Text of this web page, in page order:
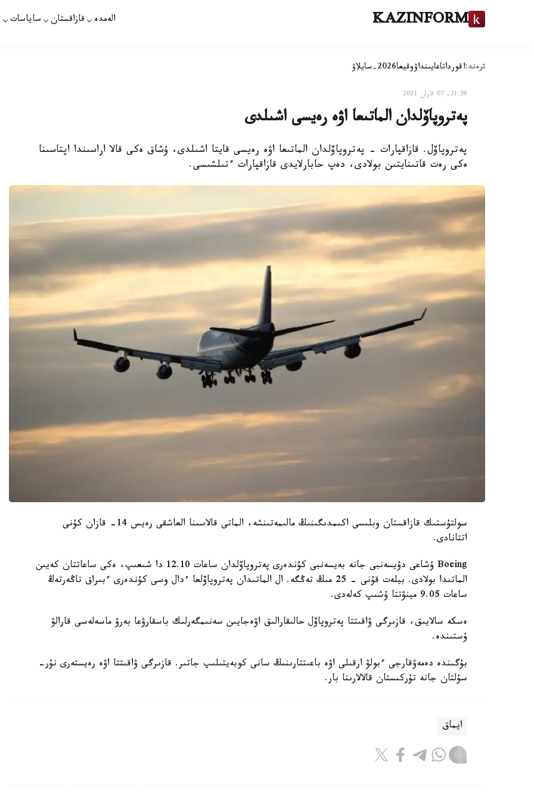
KAZINFORM الەمدە قازاقستان ساياسات
ترەند:اقورداتاعايىنداۋوقيعا2026-سايلاۋ
21:59, 07 قازان 2021
پەتروپاۆلدان الماتىعا اۋە رەيسى اشىلدى
پەتروپاۆل. قازاقپارات - پەتروپاۆلدان الماتىعا اۋە رەيسى قايتا اشىلدى، ۇشاق ەكى قالا اراسىندا اپتاسىنا
ەكى رەت قاتىنايتىن بولادى، دەپ حابارلايدى قازاقپارات ءتىلشىسى.
سولتۇستىك قازاقستان وبلىسى اكىمدىگىنىڭ مالىمەتىنشە، الماتى قالاسىنا العاشقى رەيس 14- قازان كۇنى
اتتانادى.
Boeing ۇشاعى دۇيسەنبى جانە بەيسەنبى كۇندەرى پەتروپاۆلدان ساعات 12.10 دا شىعىپ، ەكى ساعاتتان كەيىن
الماتىدا بولادى. بيلەت قۇنى - 25 مىڭ تەڭگە. ال الماتىدان پەتروپاۆلعا ءدال وسى كۇندەرى ءبىراق تاڭەرتەڭ
ساعات 9.05 مينۋتتا ۇشىپ كەلەدى.
ەسكە سالايىق، قازىرگى ۋاقىتتا پەتروپاۆل حالىقارالىق اۋەجايىن سەنىمگەرلىك باسقارۋعا بەرۋ ماسەلەسى قارالۋ
ۇستىندە.
بۇگىندە دەمەۋقارجى ءبولۋ ارقىلى اۋە باعىتتارىنىڭ سانى كوبەيتىلىپ جاتىر. قازىرگى ۋاقىتتا اۋە رەيستەرى نۇر-
سۇلتان جانە تۇركىستان قالالارىنا بار.
ايماق